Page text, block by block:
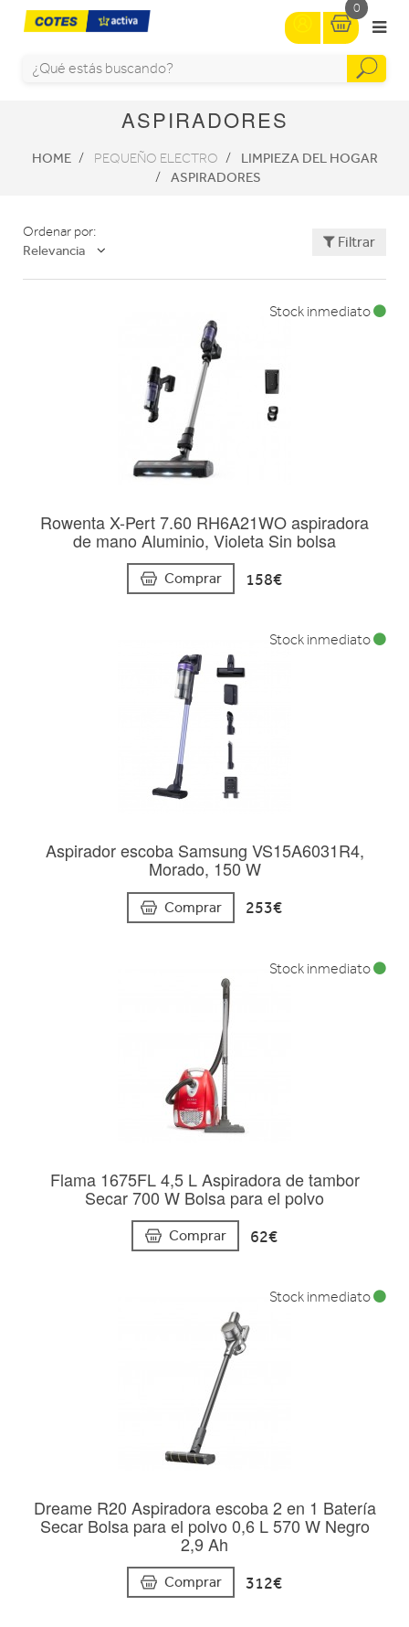
0
ASPIRADORES
HOME PEQUEÑO ELECTRO
LIMPIEZA DEL HOGAR
ASPIRADORES
Ordenar por:
Relevancia
Filtrar
Rowenta X-Pert 7.60 RH6A21WO aspiradora
de mano Aluminio, Violeta Sin bolsa
Comprar 158€
Stock inmediato
Aspirador escoba Samsung VS15A6031R4,
Morado, 150 W
Comprar 253€
Stock inmediato
Flama 1675FL 4,5 L Aspiradora de tambor
Secar 700 W Bolsa para el polvo
Comprar 62€
Stock inmediato
Dreame R20 Aspiradora escoba 2 en 1 Batería
Secar Bolsa para el polvo 0,6 L 570 W Negro
2,9 Ah
Comprar 312€
Stock inmediato